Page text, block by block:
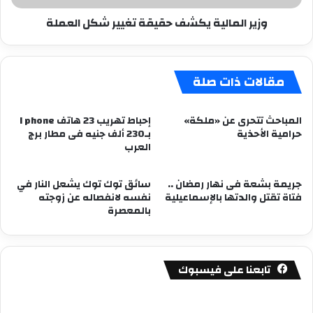
وزير المالية يكشف حقيقة تغيير شكل العملة
مقالات ذات صلة
المباحث تتحرى عن «ملكة»
حرامية الأحذية
إحباط تهريب 23 هاتف I phone
بـ230 ألف جنيه فى مطار برج
العرب
جريمة بشعة فى نهار رمضان ..
فتاة تقتل والدتها بالإسماعيلية
سائق توك توك يشعل النار في
نفسه لانفصاله عن زوجته
بالمعصرة
تابعنا على فيسبوك